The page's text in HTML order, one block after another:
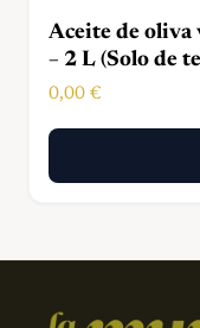
Aceite de oliva
– 2 L (Solo de
0,00 €